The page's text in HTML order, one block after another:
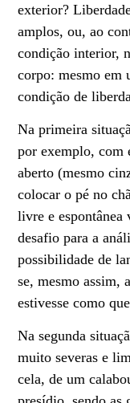
exterior?
amplos, ou, ao
condição interior,
corpo: mesmo em
condição de
Na primeira
por exemplo, com
aberto (mesmo
colocar o pé no
livre e espontânea
desafio para a
possibilidade de
se, mesmo assim,
estivesse como
Na segunda
muito severas e
cela, de um